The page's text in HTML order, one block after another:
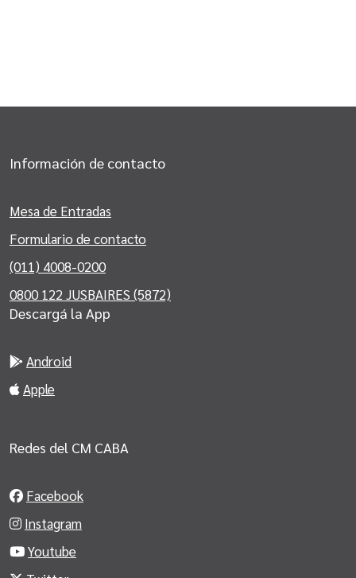
Información de contacto
Mesa de Entradas
Formulario de contacto
(011) 4008-0200
0800 122 JUSBAIRES (5872)
Descargá la App
Android
Apple
Redes del CM CABA
Facebook
Instagram
Youtube